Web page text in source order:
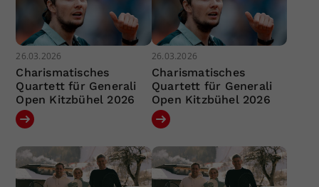
26.03.2026
Charismatisches
Quartett für Generali
Open Kitzbühel 2026
26.03.2026
Charismatisches
Quartett für Generali
Open Kitzbühel 2026